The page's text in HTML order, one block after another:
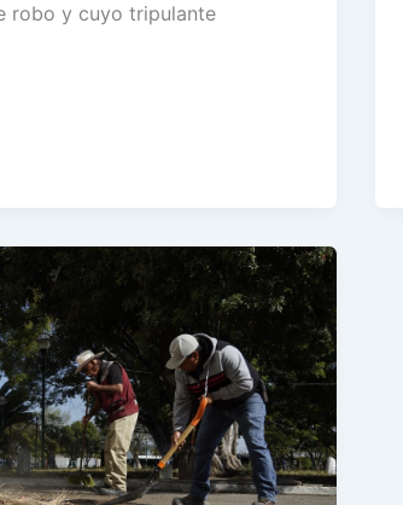
robo y cuyo tripulante